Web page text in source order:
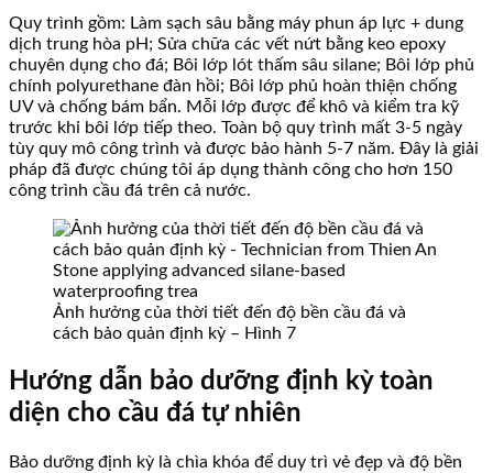
Quy trình gồm: Làm sạch sâu bằng máy phun áp lực + dung
dịch trung hòa pH; Sửa chữa các vết nứt bằng keo epoxy
chuyên dụng cho đá; Bôi lớp lót thấm sâu silane; Bôi lớp phủ
chính polyurethane đàn hồi; Bôi lớp phủ hoàn thiện chống
UV và chống bám bẩn. Mỗi lớp được để khô và kiểm tra kỹ
trước khi bôi lớp tiếp theo. Toàn bộ quy trình mất 3-5 ngày
tùy quy mô công trình và được bảo hành 5-7 năm. Đây là giải
pháp đã được chúng tôi áp dụng thành công cho hơn 150
công trình cầu đá trên cả nước.
Ảnh hưởng của thời tiết đến độ bền cầu đá và
cách bảo quản định kỳ – Hình 7
Hướng dẫn bảo dưỡng định kỳ toàn
diện cho cầu đá tự nhiên
Bảo dưỡng định kỳ là chìa khóa để duy trì vẻ đẹp và độ bền